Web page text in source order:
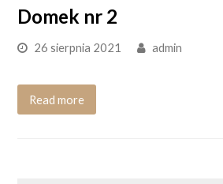
Domek nr 2
26 sierpnia 2021 admin
Read more